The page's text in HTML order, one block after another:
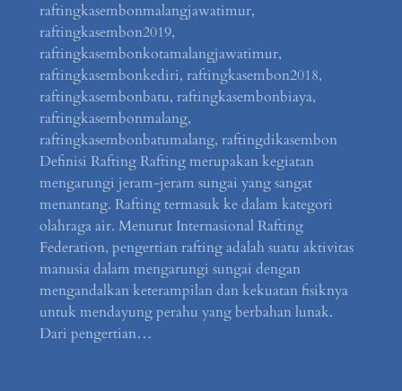
raftingkasembonmalangjawatimur,
raftingkasembon2019,
raftingkasembonkotamalangjawatimur,
raftingkasembonkediri, raftingkasembon2018,
raftingkasembonbatu, raftingkasembonbiaya,
raftingkasembonmalang,
raftingkasembonbatumalang, raftingdikasembon
Definisi Rafting Rafting merupakan kegiatan
mengarungi jeram-jeram sungai yang sangat
menantang. Rafting termasuk ke dalam kategori
olahraga air. Menurut Internasional Rafting
Federation, pengertian rafting adalah suatu aktivitas
manusia dalam mengarungi sungai dengan
mengandalkan keterampilan dan kekuatan fisiknya
untuk mendayung perahu yang berbahan lunak.
Dari pengertian…